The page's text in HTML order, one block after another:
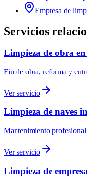
Empresa de
Servicios
Limpieza de obra
Fin de obra, reforma y
Ver servicio
Limpieza de naves
Mantenimiento
Ver servicio
Limpieza de